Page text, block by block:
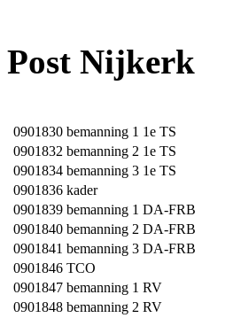
Post Nijkerk
0901830 bemanning 1 1e TS
0901832 bemanning 2 1e TS
0901834 bemanning 3 1e TS
0901836 kader
0901839 bemanning 1 DA-FRB
0901840 bemanning 2 DA-FRB
0901841 bemanning 3 DA-FRB
0901846 TCO
0901847 bemanning 1 RV
0901848 bemanning 2 RV